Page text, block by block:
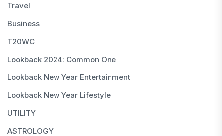
Travel
Business
T20WC
Lookback 2024: Common One
Lookback New Year Entertainment
Lookback New Year Lifestyle
UTILITY
ASTROLOGY